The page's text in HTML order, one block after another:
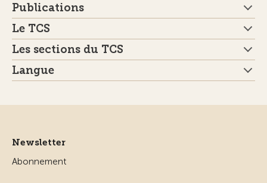
Publications
Le TCS
Les sections du TCS
Langue
Newsletter
Abonnement